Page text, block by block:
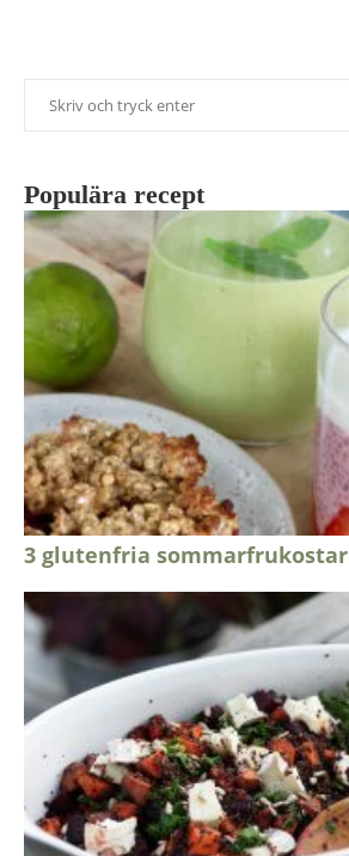
Populära recept
3 glutenfria sommarfrukostar